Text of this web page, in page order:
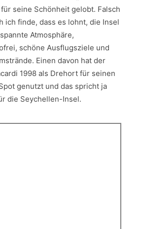
seine Schönheit gelobt. Falsch
ich finde, dass es lohnt, die Insel
Atmosphäre,
schöne Ausflugsziele und
Einen davon hat der
1998 als Drehort für seinen
genutzt und das spricht ja
die Seychellen-Insel.